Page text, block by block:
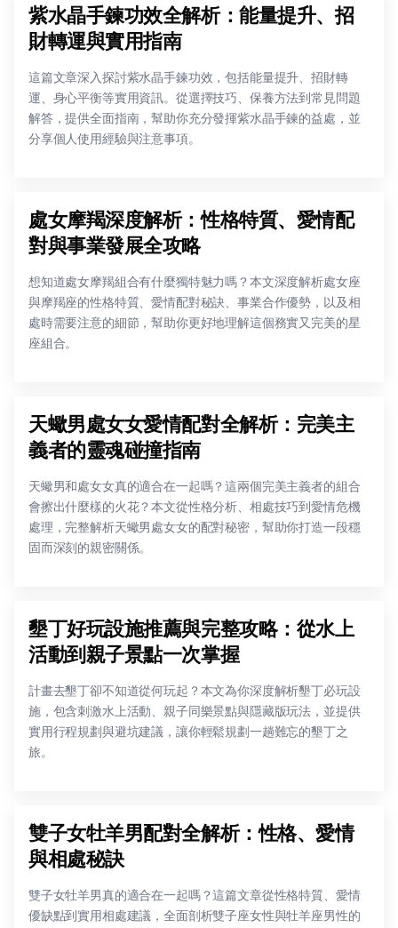
紫水晶手鍊功效全解析：能量提升、招
財轉運與實用指南
這篇文章深入探討紫水晶手鍊功效，包括能量提升、招財轉
運、身心平衡等實用資訊。從選擇技巧、保養方法到常見問題
解答，提供全面指南，幫助你充分發揮紫水晶手鍊的益處，並
分享個人使用經驗與注意事項。
處女摩羯深度解析：性格特質、愛情配
對與事業發展全攻略
想知道處女摩羯組合有什麼獨特魅力嗎？本文深度解析處女座
與摩羯座的性格特質、愛情配對秘訣、事業合作優勢，以及相
處時需要注意的細節，幫助你更好地理解這個務實又完美的星
座組合。
天蠍男處女女愛情配對全解析：完美主
義者的靈魂碰撞指南
天蠍男和處女女真的適合在一起嗎？這兩個完美主義者的組合
會擦出什麼樣的火花？本文從性格分析、相處技巧到愛情危機
處理，完整解析天蠍男處女女的配對秘密，幫助你打造一段穩
固而深刻的親密關係。
墾丁好玩設施推薦與完整攻略：從水上
活動到親子景點一次掌握
計畫去墾丁卻不知道從何玩起？本文為你深度解析墾丁必玩設
施，包含刺激水上活動、親子同樂景點與隱藏版玩法，並提供
實用行程規劃與避坑建議，讓你輕鬆規劃一趟難忘的墾丁之
旅。
雙子女牡羊男配對全解析：性格、愛情
與相處秘訣
雙子女牡羊男真的適合在一起嗎？這篇文章從性格特質、愛情
優缺點到實用相處建議，全面剖析雙子座女性與牡羊座男性的